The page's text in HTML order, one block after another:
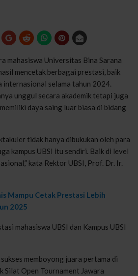
mahasiswa Universitas Bina Sarana
mencetak berbagai prestasi, baik
selama tahun 2024.
unggul secara akademik tetapi juga
daya saing luar biasa di bidang
tidak hanya dibukukan oleh para
kampus UBSI itu sendiri. Baik di level
kata Rektor UBSI, Prof. Dr. Ir.
Mampu Cetak Prestasi Lebih
2025
mahasiswa UBSI dan Kampus UBSI
memboyong juara pertama di
Silat Open Tournament Jawara